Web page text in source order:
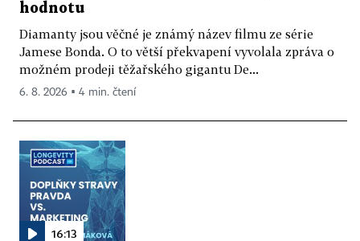
hodnotu
Diamanty jsou věčné je známý název filmu ze série
Jamese Bonda. O to větší překvapení vyvolala zpráva o
možném prodeji těžařského gigantu De...
6. 8. 2026 ▪ 4 min. čtení
16:13